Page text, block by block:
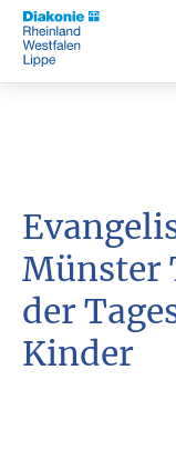
Münster
der
Kinder